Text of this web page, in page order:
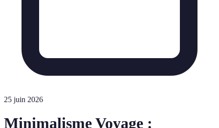
25 juin 2026
Minimalisme Voyage :